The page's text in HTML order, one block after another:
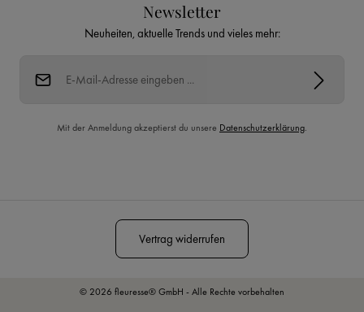
Newsletter
Neuheiten, aktuelle Trends und vieles mehr:
Mit der Anmeldung akzeptierst du unsere Datenschutzerklärung.
Vertrag widerrufen
© 2026 fleuresse® GmbH - Alle Rechte vorbehalten